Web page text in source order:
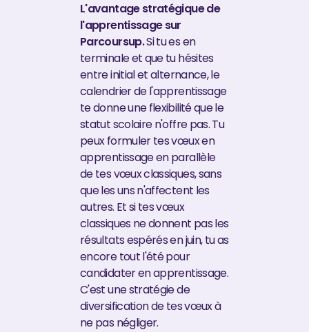
L'avantage stratégique de
l'apprentissage sur
Parcoursup.Si tu es en
terminale et que tu hésites
entre initial et alternance, le
calendrier de l'apprentissage
te donne une flexibilité que le
statut scolaire n'offre pas. Tu
peux formuler tes vœux en
apprentissage en parallèle
de tes vœux classiques, sans
que les uns n'affectent les
autres. Et si tes vœux
classiques ne donnent pas les
résultats espérés en juin, tu as
encore tout l'été pour
candidater en apprentissage.
C'est une stratégie de
diversification de tes vœux à
ne pas négliger.